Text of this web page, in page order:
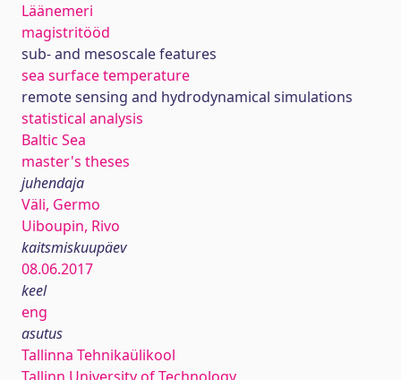
Läänemeri
magistritööd
sub- and mesoscale features
sea surface temperature
remote sensing and hydrodynamical simulations
statistical analysis
Baltic Sea
master's theses
juhendaja
Väli, Germo
Uiboupin, Rivo
kaitsmiskuupäev
08.06.2017
keel
eng
asutus
Tallinna Tehnikaülikool